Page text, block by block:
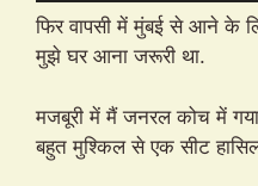
फिर वापसी में मुंबई से आने के
मुझे घर आना जरूरी था.
मजबूरी में मैं जनरल कोच में
बहुत मुश्किल से एक सीट